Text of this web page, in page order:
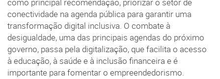
como principal recomendação, priorizar o setor de
conectividade na agenda pública para garantir uma
transformação digital inclusiva. O combate à
desigualdade, uma das principais agendas do próximo
governo, passa pela digitalização, que facilita o acesso
à educação, à saúde e à inclusão financeira e é
importante para fomentar o empreendedorismo.